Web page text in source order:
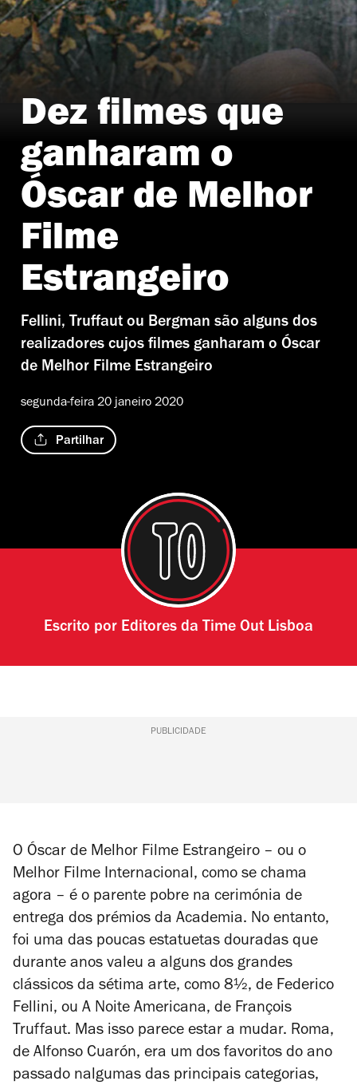
A Águia da Estepe (1975)
Dez filmes que
ganharam o
Óscar de Melhor
Filme
Estrangeiro
Fellini, Truffaut ou Bergman são alguns dos
realizadores cujos filmes ganharam o Óscar
de Melhor Filme Estrangeiro
segunda-feira 20 janeiro 2020
Partilhar
Escrito por Editores da Time Out Lisboa
PUBLICIDADE
O Óscar de Melhor Filme Estrangeiro – ou o
Melhor Filme Internacional, como se chama
agora – é o parente pobre na cerimónia de
entrega dos prémios da Academia. No entanto,
foi uma das poucas estatuetas douradas que
durante anos valeu a alguns dos grandes
clássicos da sétima arte, como 8½, de Federico
Fellini, ou A Noite Americana, de François
Truffaut. Mas isso parece estar a mudar. Roma,
de Alfonso Cuarón, era um dos favoritos do ano
passado nalgumas das principais categorias,